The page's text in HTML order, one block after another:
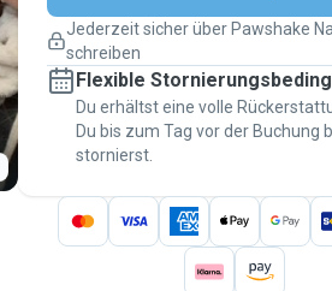
Versicherte
Erledige alles über Pawshake –
ersten Nachricht bis zur
über die Pawshake-Garantie
sein
Jederzeit sicher über Pawshake
schreiben
Flexible
Du erhältst eine volle
Du bis zum Tag vor der Buchung
stornierst.